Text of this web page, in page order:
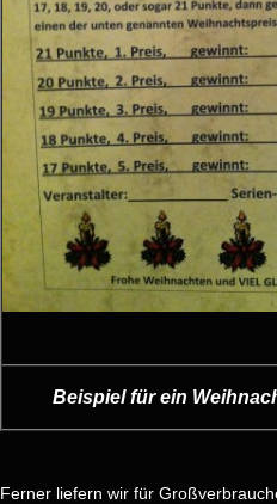
Beispiel für ein
Ferner liefern wir für